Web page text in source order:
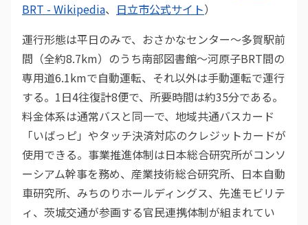
BRT - Wikipedia、 日立市公式サイト）
運行形態は平日のみで、おさかなセンター〜多賀駅前
間（全約8.7km）のうち南部図書館〜河原子BRT間の
専用道6.1kmで自動運転、それ以外は手動運転で運行
する。1日4往復計8便で、所要時間は約35分である。
料金体系は通常バスと同一で、地域共通バスカード
「いばっピ」やタッチ決済対応のクレジットカードが
使用できる。事業推進体制は日本総合研究所がコンソ
ーシアム幹事を務め、産業技術総合研究所、日本自動
車研究所、みちのりホールディングス、先進モビリテ
ィ、茨城交通が参画する官民連携体制が組まれてい